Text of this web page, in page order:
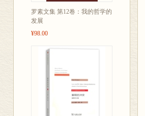
罗素文集 第12卷：我的哲学的
发展
¥98.00